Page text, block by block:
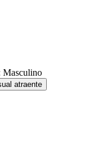
Masculino
atraente